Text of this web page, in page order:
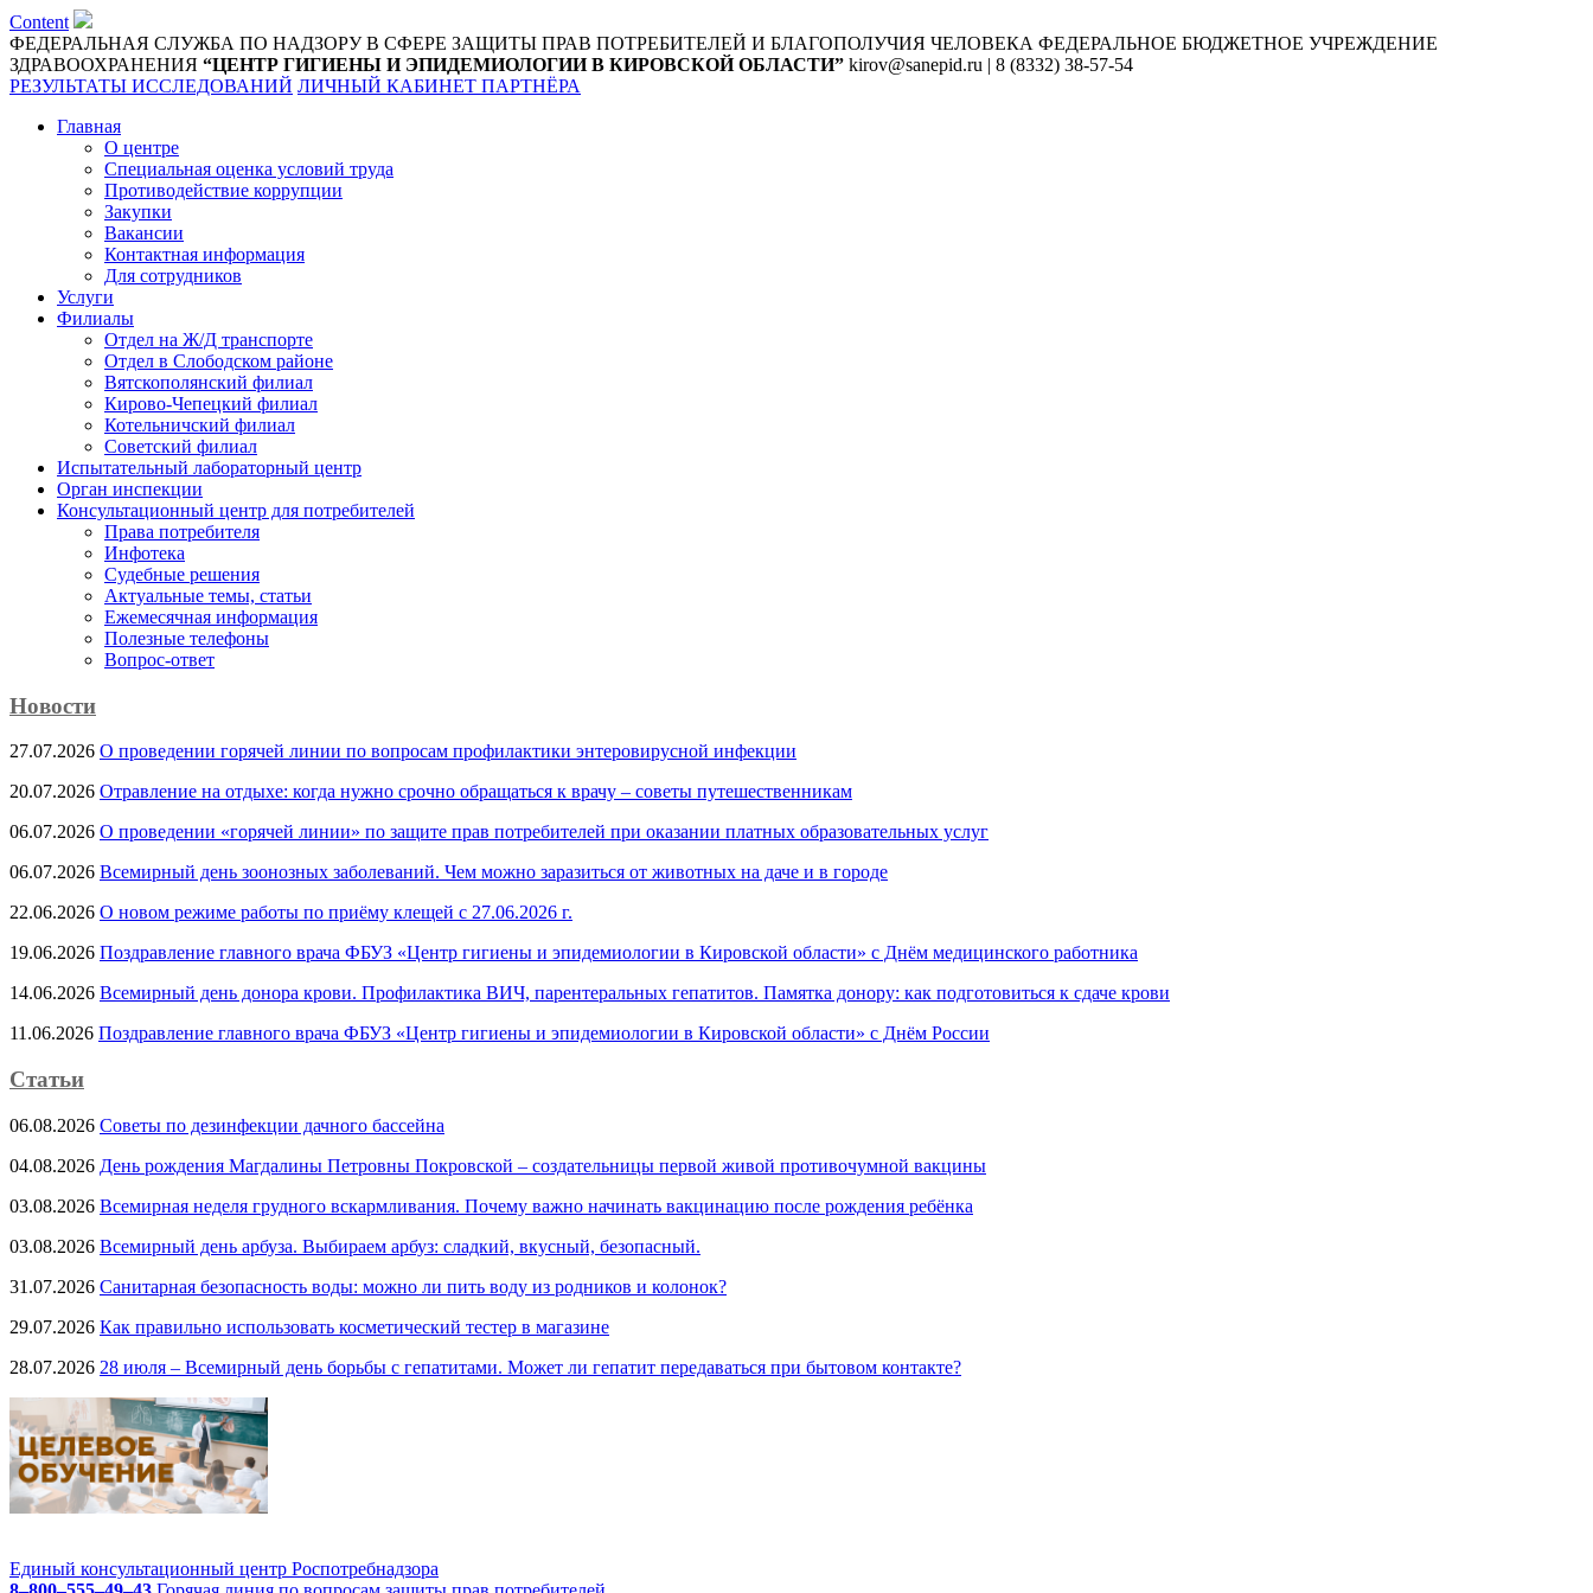
Content
ФЕДЕРАЛЬНАЯ СЛУЖБА ПО НАДЗОРУ В СФЕРЕ ЗАЩИТЫ ПРАВ ПОТРЕБИТЕЛЕЙ И БЛАГОПОЛУЧИЯ ЧЕЛОВЕКА ФЕДЕРАЛЬНОЕ БЮДЖЕТНОЕ УЧРЕЖДЕНИЕ
ЗДРАВООХРАНЕНИЯ “ЦЕНТР ГИГИЕНЫ И ЭПИДЕМИОЛОГИИ В КИРОВСКОЙ ОБЛАСТИ” kirov@sanepid.ru | 8 (8332) 38-57-54
РЕЗУЛЬТАТЫ ИССЛЕДОВАНИЙ ЛИЧНЫЙ КАБИНЕТ ПАРТНЁРА
Главная
О центре
Специальная оценка условий труда
Противодействие коррупции
Закупки
Вакансии
Контактная информация
Для сотрудников
Услуги
Филиалы
Отдел на Ж/Д транспорте
Отдел в Слободском районе
Вятскополянский филиал
Кирово-Чепецкий филиал
Котельничский филиал
Советский филиал
Испытательный лабораторный центр
Орган инспекции
Консультационный центр для потребителей
Права потребителя
Инфотека
Судебные решения
Актуальные темы, cтатьи
Ежемесячная информация
Полезные телефоны
Вопрос-ответ
Новости
27.07.2026 О проведении горячей линии по вопросам профилактики энтеровирусной инфекции
20.07.2026 Отравление на отдыхе: когда нужно срочно обращаться к врачу – советы путешественникам
06.07.2026 О проведении «горячей линии» по защите прав потребителей при оказании платных образовательных услуг
06.07.2026 Всемирный день зоонозных заболеваний. Чем можно заразиться от животных на даче и в городе
22.06.2026 О новом режиме работы по приёму клещей с 27.06.2026 г.
19.06.2026 Поздравление главного врача ФБУЗ «Центр гигиены и эпидемиологии в Кировской области» с Днём медицинского работника
14.06.2026 Всемирный день донора крови. Профилактика ВИЧ, парентеральных гепатитов. Памятка донору: как подготовиться к сдаче крови
11.06.2026 Поздравление главного врача ФБУЗ «Центр гигиены и эпидемиологии в Кировской области» с Днём России
Статьи
06.08.2026 Советы по дезинфекции дачного бассейна
04.08.2026 День рождения Магдалины Петровны Покровской – создательницы первой живой противочумной вакцины
03.08.2026 Всемирная неделя грудного вскармливания. Почему важно начинать вакцинацию после рождения ребёнка
03.08.2026 Всемирный день арбуза. Выбираем арбуз: сладкий, вкусный, безопасный.
31.07.2026 Санитарная безопасность воды: можно ли пить воду из родников и колонок?
29.07.2026 Как правильно использовать косметический тестер в магазине
28.07.2026 28 июля – Всемирный день борьбы с гепатитами. Может ли гепатит передаваться при бытовом контакте?
Единый консультационный центр Роспотребнадзора